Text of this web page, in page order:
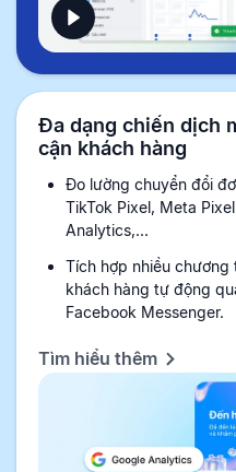
Đa dạng chiến dịch
cận khách hàng
Đo lường chuyển đổi
TikTok Pixel, Meta
Analytics,...
Tích hợp nhiều chương
khách hàng tự động
Facebook Messenger.
Tìm hiểu thêm